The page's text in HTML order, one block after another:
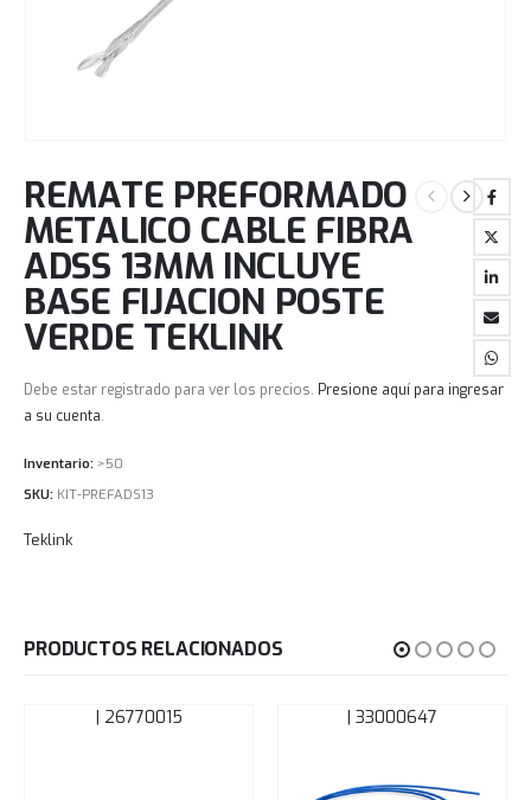
REMATE PREFORMADO
METALICO CABLE FIBRA
ADSS 13MM INCLUYE
BASE FIJACION POSTE
VERDE TEKLINK
Debe estar registrado para ver los precios. Presione aquí para ingresar
a su cuenta.
Inventario: >50
SKU: KIT-PREFADS13
Teklink
PRODUCTOS RELACIONADOS
| 26770015 | 33000647